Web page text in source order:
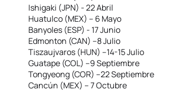
Ishigaki (JPN) - 22 Abril
Huatulco (MEX) – 6 Mayo
Banyoles (ESP) - 17 Junio
Edmonton (CAN) –8 Julio
Tiszaujvaros (HUN) –14-15 Julio
Guatape (COL) –9 Septiembre
Tongyeong (COR) –22 Septiembre
Cancún (MEX) – 7 Octubre